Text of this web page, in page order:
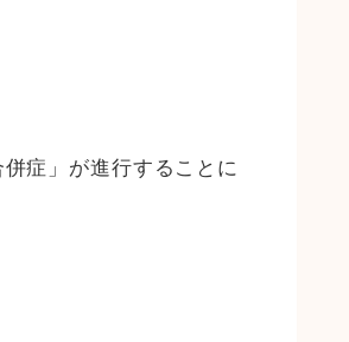
症」が進行することに